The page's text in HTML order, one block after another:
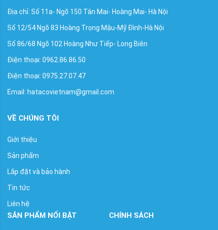
Địa chỉ: Số 11a- Ngõ 150 Tân Mai- Hoàng Mai- Hà Nội
Số 12/54 Ngõ 83 Hoàng Trọng Mậu-Mỹ Đình-Hà Nội
Số 86/68 Ngõ 102 Hoàng Như Tiếp- Long Biên
Điện thoại: 0962.86.86.50
Điện thoại: 0975.27.07.47
Email: hatacovietnam@gmail.com
VỀ CHÚNG TÔI
Giới thiệu
Sản phẩm
Lắp đặt và bảo hành
Tin tức
Liên hệ
SẢN PHẨM NỔI BẬT CHÍNH SÁCH